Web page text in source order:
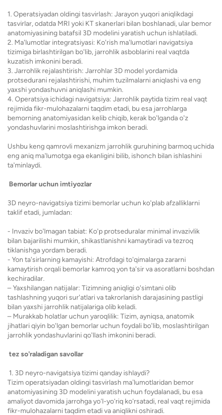
1. Operatsiyadan oldingi tasvirlash: Jarayon yuqori aniqlikdagi
tasvirlar, odatda MRI yoki KT skanerlari bilan boshlanadi, ular bemor
anatomiyasining batafsil 3D modelini yaratish uchun ishlatiladi.
2. Ma'lumotlar integratsiyasi: Ko'rish ma'lumotlari navigatsiya
tizimiga birlashtirilgan bo'lib, jarrohlik asboblarini real vaqtda
kuzatish imkonini beradi.
3. Jarrohlik rejalashtirish: Jarrohlar 3D model yordamida
protsedurani rejalashtirishi, muhim tuzilmalarni aniqlashi va eng
yaxshi yondashuvni aniqlashi mumkin.
4. Operatsiya ichidagi navigatsiya: Jarrohlik paytida tizim real vaqt
rejimida fikr-mulohazalarni taqdim etadi, bu esa jarrohlarga
bemorning anatomiyasidan kelib chiqib, kerak bo'lganda o'z
yondashuvlarini moslashtirishga imkon beradi.
Ushbu keng qamrovli mexanizm jarrohlik guruhining barmoq uchida
eng aniq ma'lumotga ega ekanligini bilib, ishonch bilan ishlashini
ta'minlaydi.
Bemorlar uchun imtiyozlar
3D neyro-navigatsiya tizimi bemorlar uchun ko'plab afzalliklarni
taklif etadi, jumladan:
- Invaziv bo'lmagan tabiat: Ko'p protseduralar minimal invazivlik
bilan bajarilishi mumkin, shikastlanishni kamaytiradi va tezroq
tiklanishga yordam beradi.
- Yon ta'sirlarning kamayishi: Atrofdagi to'qimalarga zararni
kamaytirish orqali bemorlar kamroq yon ta'sir va asoratlarni boshdan
kechiradilar.
– Yaxshilangan natijalar: Tizimning aniqligi o'simtani olib
tashlashning yuqori sur'atlari va takrorlanish darajasining pastligi
bilan yaxshi jarrohlik natijalariga olib keladi.
– Murakkab holatlar uchun yaroqlilik: Tizim, ayniqsa, anatomik
jihatlari qiyin bo'lgan bemorlar uchun foydali bo'lib, moslashtirilgan
jarrohlik yondashuvlarini qo'llash imkonini beradi.
tez so'raladigan savollar
1. 3D neyro-navigatsiya tizimi qanday ishlaydi?
Tizim operatsiyadan oldingi tasvirlash maʼlumotlaridan bemor
anatomiyasining 3D modelini yaratish uchun foydalanadi, bu esa
amaliyot davomida jarrohga yoʻl-yoʻriq koʻrsatadi, real vaqt rejimida
fikr-mulohazalarni taqdim etadi va aniqlikni oshiradi.